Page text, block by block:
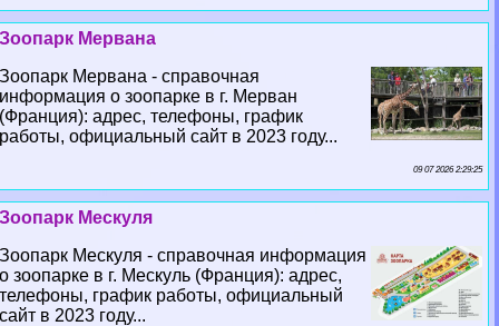
Зоопарк Мервана
Зоопарк Мервана - справочная
информация о зоопарке в г. Мерван
(Франция): адрес, телефоны, график
работы, официальный сайт в 2023 году...
09 07 2026 2:29:25
Зоопарк Мескуля
Зоопарк Мескуля - справочная информация
о зоопарке в г. Мескуль (Франция): адрес,
телефоны, график работы, официальный
сайт в 2023 году...